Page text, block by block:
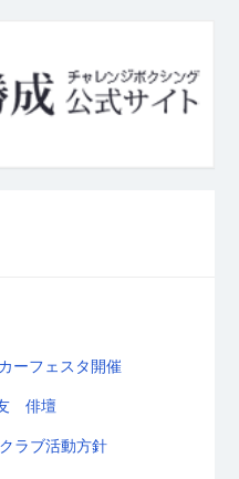
ーフェスタ開催
俳壇
ラブ活動方針